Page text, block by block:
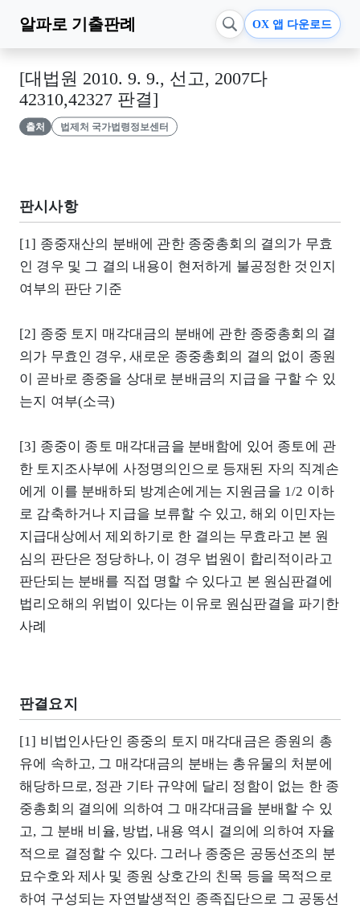
알파로 기출판례 OX 앱 다운로드
[대법원 2010. 9. 9., 선고, 2007다
42310,42327 판결]
출처 법제처 국가법령정보센터
판시사항
[1] 종중재산의 분배에 관한 종중총회의 결의가 무효
인 경우 및 그 결의 내용이 현저하게 불공정한 것인지
여부의 판단 기준
[2] 종중 토지 매각대금의 분배에 관한 종중총회의 결
의가 무효인 경우, 새로운 종중총회의 결의 없이 종원
이 곧바로 종중을 상대로 분배금의 지급을 구할 수 있
는지 여부(소극)
[3] 종중이 종토 매각대금을 분배함에 있어 종토에 관
한 토지조사부에 사정명의인으로 등재된 자의 직계손
에게 이를 분배하되 방계손에게는 지원금을 1/2 이하
로 감축하거나 지급을 보류할 수 있고, 해외 이민자는
지급대상에서 제외하기로 한 결의는 무효라고 본 원
심의 판단은 정당하나, 이 경우 법원이 합리적이라고
판단되는 분배를 직접 명할 수 있다고 본 원심판결에
법리오해의 위법이 있다는 이유로 원심판결을 파기한
사례
판결요지
[1] 비법인사단인 종중의 토지 매각대금은 종원의 총
유에 속하고, 그 매각대금의 분배는 총유물의 처분에
해당하므로, 정관 기타 규약에 달리 정함이 없는 한 종
중총회의 결의에 의하여 그 매각대금을 분배할 수 있
고, 그 분배 비율, 방법, 내용 역시 결의에 의하여 자율
적으로 결정할 수 있다. 그러나 종중은 공동선조의 분
묘수호와 제사 및 종원 상호간의 친목 등을 목적으로
하여 구성되는 자연발생적인 종족집단으로 그 공동선